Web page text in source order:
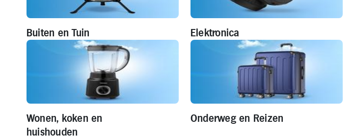
Buiten en Tuin Elektronica
Wonen, koken en
huishouden
Onderweg en Reizen